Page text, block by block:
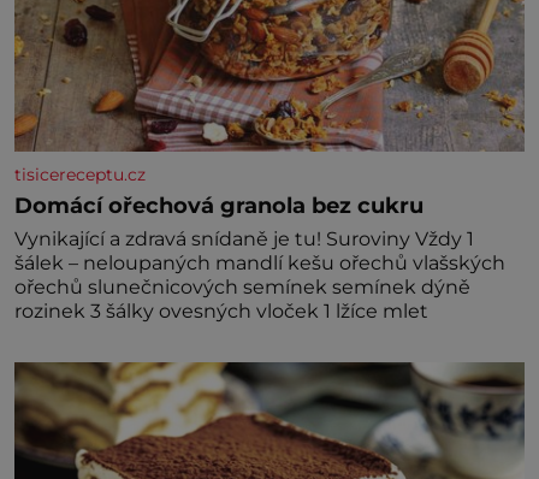
tisicereceptu.cz
Domácí ořechová granola bez cukru
Vynikající a zdravá snídaně je tu! Suroviny Vždy 1
šálek – neloupaných mandlí kešu ořechů vlašských
ořechů slunečnicových semínek semínek dýně
rozinek 3 šálky ovesných vloček 1 lžíce mlet